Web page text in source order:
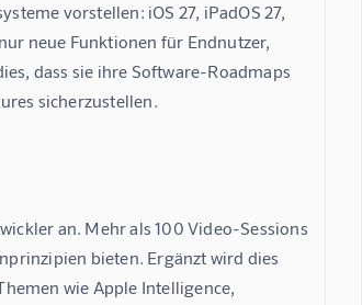
vorstellen: iOS 27, iPadOS 27,
neue Funktionen für Endnutzer,
dass sie ihre Software-Roadmaps
sicherzustellen.
an. Mehr als 100 Video-Sessions
bieten. Ergänzt wird dies
wie Apple Intelligence,